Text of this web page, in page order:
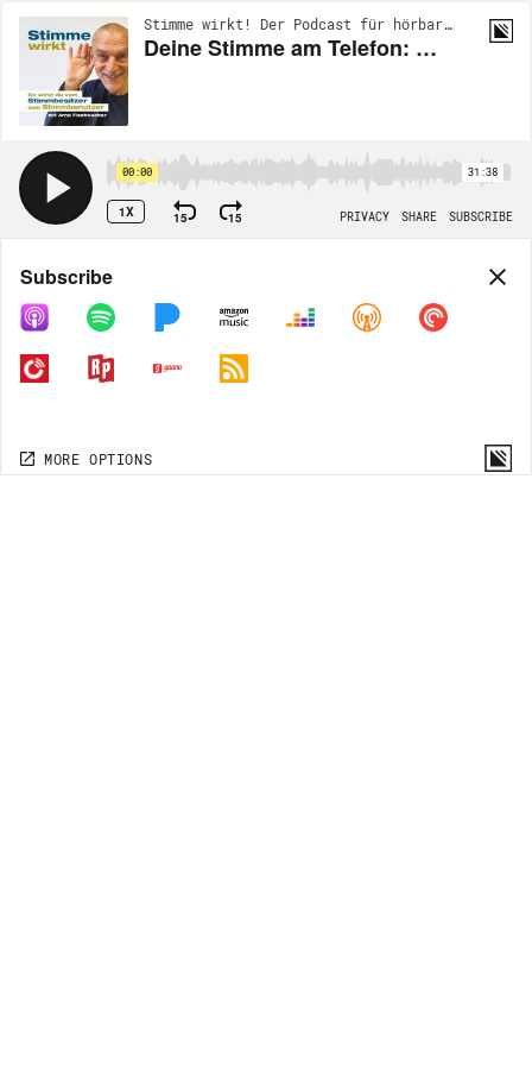
Stimme wirkt! Der Podcast für hörbare Wirkung | EP496
Deine Stimme am Telefon: Wie Du gehört wirst, statt zu nerven // Folge 496
00:00 31:38
1X 15 15 PRIVACY SHARE SUBSCRIBE
Share
COPY LINK
MORE OPTIONS
Subscribe
MORE OPTIONS